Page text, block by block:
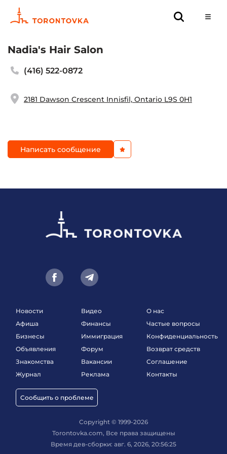
Nadia's Hair Salon
(416) 522-0872
2181 Dawson Crescent Innisfil, Ontario L9S 0H1
Написать сообщение
Новости
Афиша
Бизнесы
Объявления
Знакомства
Журнал
Сообщить о проблеме
Видео
Финансы
Иммиграция
Форум
Вакансии
Реклама
О нас
Частые вопросы
Конфиденциальность
Возврат средств
Соглашение
Контакты
Copyright © 1999-2026
Torontovka.com, Все права защищены
Время дев-сборки: авг. 6, 2026, 20:56:25